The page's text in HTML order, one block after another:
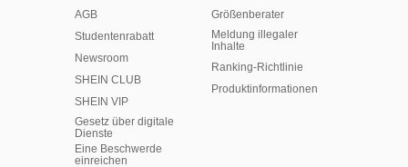
AGB
Studentenrabatt
Newsroom
SHEIN CLUB
SHEIN VIP
Gesetz über digitale
Dienste
Eine Beschwerde
einreichen
Größenberater
Meldung illegaler
Inhalte
Ranking-Richtlinie
​Produktinformationen